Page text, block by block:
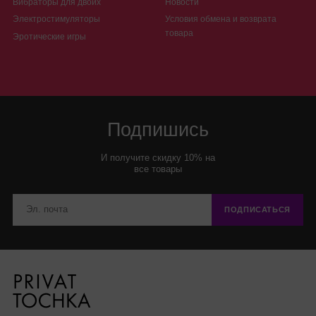
Электростимуляторы
Эротические игры
Условия обмена и возврата
товара
Подпишись
И получите скидку 10% на
все товары
ПОДПИСАТЬСЯ